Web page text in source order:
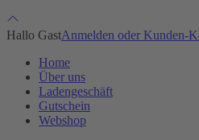
Hallo GastAnmelden oder Kunden-
Home
Über uns
Ladengeschäft
Gutschein
Webshop